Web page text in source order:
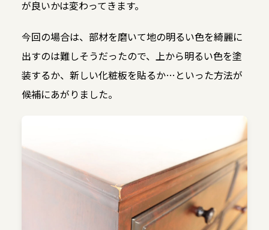
が良いかは変わってきます。
今回の場合は、部材を磨いて地の明るい色を綺麗に
出すのは難しそうだったので、上から明るい色を塗
装するか、新しい化粧板を貼るか…といった方法が
候補にあがりました。